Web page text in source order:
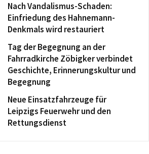
Nach Vandalismus-Schaden:
Einfriedung des Hahnemann-
Denkmals wird restauriert
Tag der Begegnung an der
Fahrradkirche Zöbigker verbindet
Geschichte, Erinnerungskultur und
Begegnung
Neue Einsatzfahrzeuge für
Leipzigs Feuerwehr und den
Rettungsdienst